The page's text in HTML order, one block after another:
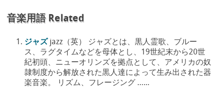
音楽用語 Related
ジャズ jazz（英） ジャズとは、黒人霊歌、ブルー
ス、ラグタイムなどを母体とし、19世紀末から20世
紀初頭、ニューオリンズを拠点として、アメリカの奴
隷制度から解放された黒人達によって生み出された器
楽音楽。 リズム、フレージング …...